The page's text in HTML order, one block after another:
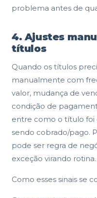
problema antes de
4. Ajustes
títulos
Quando os títulos
manualmente com
valor, mudança de
condição de
entre como o título foi
sendo cobrado/pago.
pode ser regra de
exceção virando rotina.
Como esses sinais se